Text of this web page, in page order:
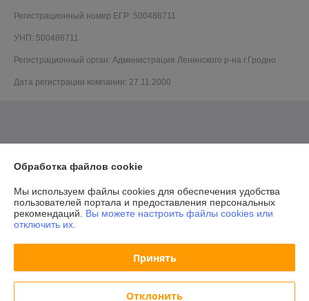
Регистрационный номер ЕГР: 500486711
УНП: 500486711
Регистрационный орган: Администрация Ленинского р-на г.Гродно
Дата регистрации компании: 27.11.2000
Обработка файлов cookie
Мы используем файлы cookies для обеспечения удобства
пользователей портала и предоставления персональных
рекомендаций. Вы можете настроить файлы cookies или
отключить их.
Принять
Отклонить